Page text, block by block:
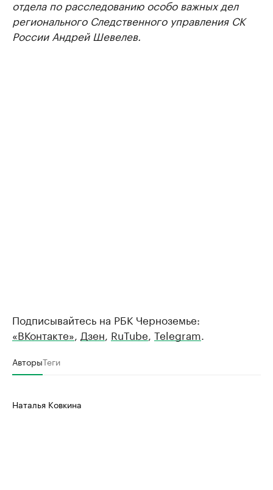
отдела по расследованию особо важных дел
регионального Следственного управления СК
России Андрей Шевелев.
Подписывайтесь на РБК Черноземье:
«ВКонтакте», Дзен, RuTube, Telegram.
АвторыТеги
Наталья Ковкина